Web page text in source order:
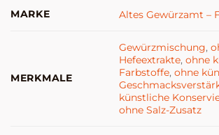
MARKE Altes Gewürzamt –
MERKMALE
Gewürzmischung,
Hefeextrakte,ohne
Farbstoffe,ohne
künstliche
ohne Salz-Zusatz